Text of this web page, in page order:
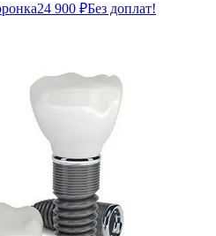
24 900 ₽Без доплат!